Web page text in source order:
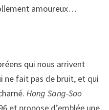
amoureux…
qui nous arrivent
ne fait pas de bruit, et qui
Hong Sang-Soo
et propose d’emblée une